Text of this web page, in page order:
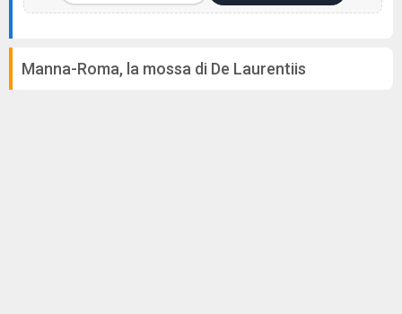
Manna-Roma, la mossa di De Laurentiis